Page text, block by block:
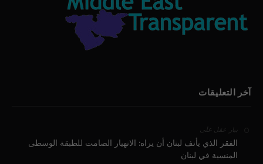
آخر التعليقات
بيار عقل على
الفقر الذي يأنف لبنان أن يراه: الانهيار الصامت للطبقة الوسطى
المنسية في لبنان